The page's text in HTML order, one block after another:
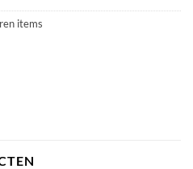
items